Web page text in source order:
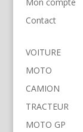
Contact
VOITURE
MOTO
CAMION
TRACTEUR
MOTO GP